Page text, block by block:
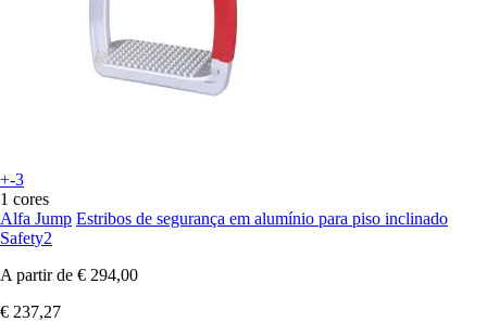
+-3
1 cores
Alfa Jump Estribos de segurança em alumínio para piso inclinado
Safety2
A partir de € 294,00
€ 237,27